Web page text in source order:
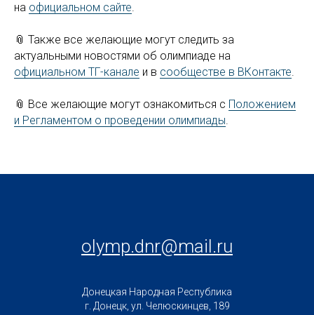
на официальном сайте.
📎 Также все желающие могут следить за
актуальными новостями об олимпиаде на
официальном ТГ-канале и в сообществе в ВКонтакте.
📎 Все желающие могут ознакомиться с Положением
и Регламентом о проведении олимпиады.
olymp.dnr@mail.ru
Донецкая Народная Республика
г. Донецк, ул. Челюскинцев, 189